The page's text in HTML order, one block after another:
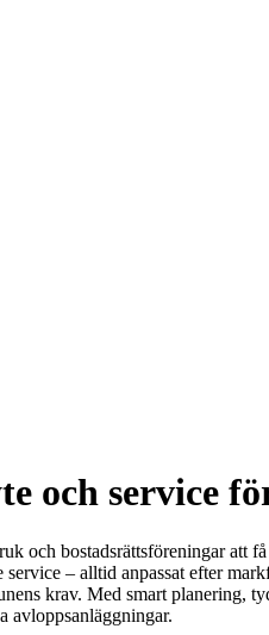
och service
och bostadsrättsföreningar
– alltid anpassat efter
krav. Med smart planering,
avloppsanläggningar.